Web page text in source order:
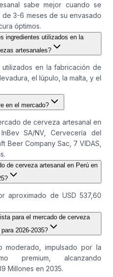
sabe mejor cuando se
3-6 meses de su envasado
óptimos.
ingredientes utilizados en la
artesanales?
en la fabricación de
el lúpulo, la malta, y el
en el mercado?
de cerveza artesanal en
SA/NV, Cervecería del
Beer Company Sac, 7 VIDAS,
de cerveza artesanal en Perú en
aproximado de USD 537,60
para el mercado de cerveza
2026-2035?
moderado, impulsado por la
premium, alcanzando
Millones en 2035.